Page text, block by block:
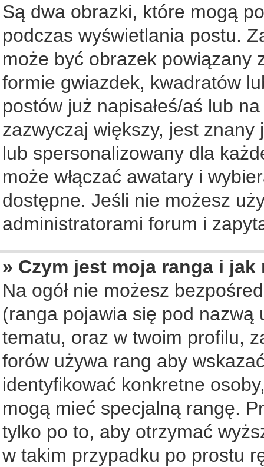
Są dwa obrazki, które mogą
podczas wyświetlania postu.
może być obrazek powiązany
formie gwiazdek, kwadratów
postów już napisałeś/aś lub
zazwyczaj większy, jest
lub spersonalizowany dla
może włączać awatary i
dostępne. Jeśli nie możesz
administratorami forum i
» Czym jest moja ranga i
Na ogół nie możesz
(ranga pojawia się pod
tematu, oraz w twoim profilu,
forów używa rang aby
identyfikować konkretne
mogą mieć specjalną rangę.
tylko po to, aby otrzymać
w takim przypadku po prostu